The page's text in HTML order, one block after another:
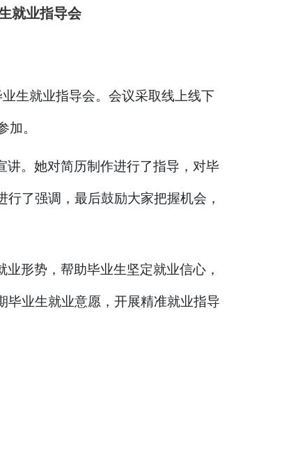
就业指导会
生就业指导会。会议采取线上线下
加。
讲。她对简历制作进行了指导，对毕
了强调，最后鼓励大家把握机会，
形势，帮助毕业生坚定就业信心，
毕业生就业意愿，开展精准就业指导